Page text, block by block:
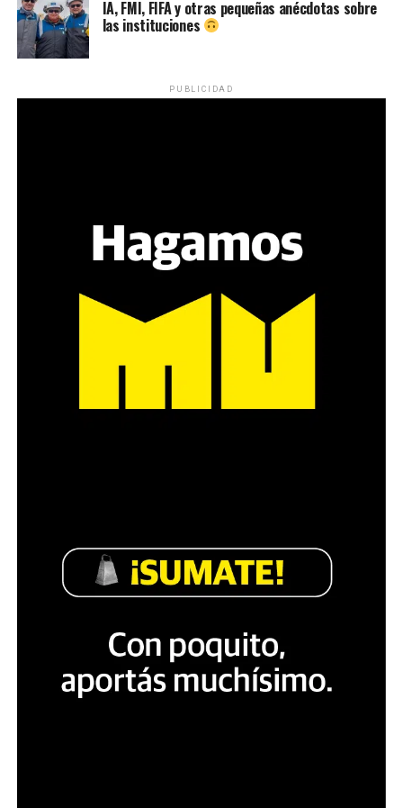
IA, FMI, FIFA y otras pequeñas anécdotas sobre
las instituciones
PUBLICIDAD